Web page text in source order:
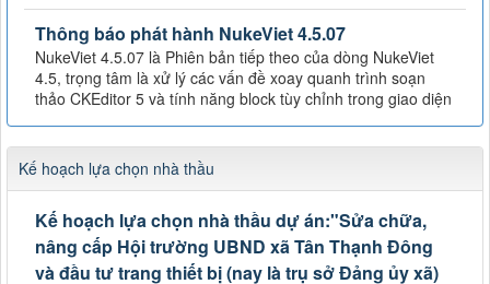
Thông báo phát hành NukeViet 4.5.07
NukeViet 4.5.07 là Phiên bản tiếp theo của dòng NukeViet
4.5, trọng tâm là xử lý các vấn đề xoay quanh trình soạn
thảo CKEditor 5 và tính năng block tùy chỉnh trong giao diện
Kế hoạch lựa chọn nhà thầu
Kế hoạch lựa chọn nhà thầu dự án:"Sửa chữa,
nâng cấp Hội trường UBND xã Tân Thạnh Đông
và đầu tư trang thiết bị (nay là trụ sở Đảng ủy xã)